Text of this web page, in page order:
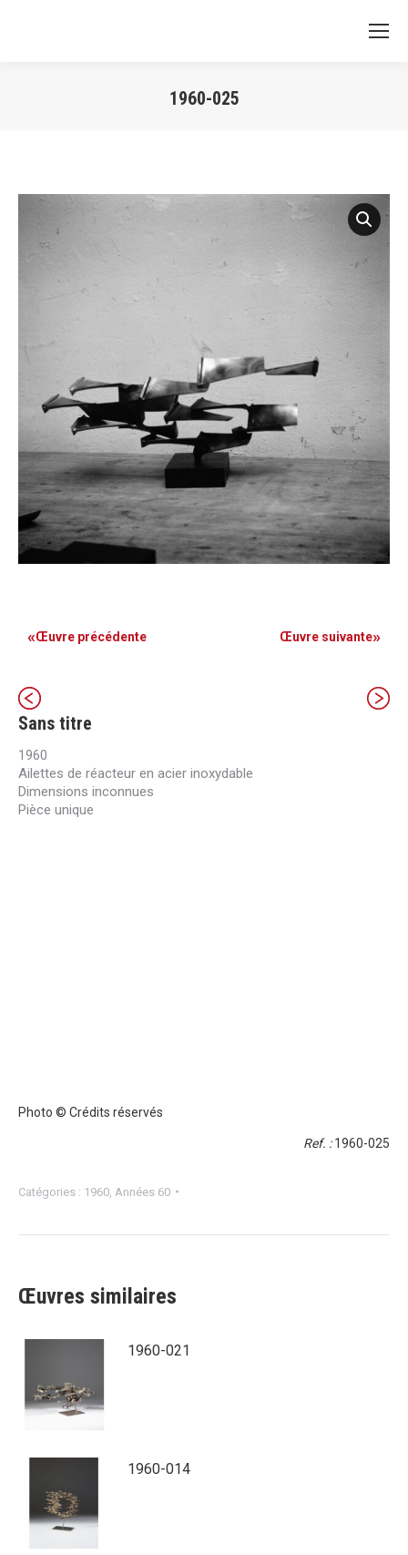
1960-025
«Œuvre précédente Œuvre suivante»
Sans titre
1960
Ailettes de réacteur en acier inoxydable
Dimensions inconnues
Pièce unique
Photo © Crédits réservés
Ref. :1960-025
Catégories : 1960 Années 60
Œuvres similaires
1960-021
1960-014